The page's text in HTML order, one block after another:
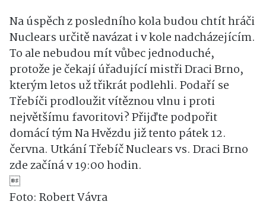
Na úspěch z posledního kola budou chtít hráči
Nuclears určitě navázat i v kole nadcházejícím.
To ale nebudou mít vůbec jednoduché,
protože je čekají úřadující mistři Draci Brno,
kterým letos už třikrát podlehli. Podaří se
Třebíči prodloužit vítěznou vlnu i proti
největšímu favoritovi? Přijďte podpořit
domácí tým Na Hvězdu již tento pátek 12.
června. Utkání Třebíč Nuclears vs. Draci Brno
zde začíná v 19:00 hodin.

Foto: Robert Vávra